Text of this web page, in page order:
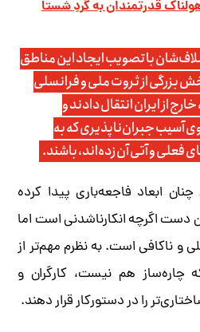
قدرتمندان به گردِ شستا
با تصویب ایجاد این مناطق
بزرگی از ثروت ملی و فرانسلی
از ایران انتقال دادند و
آسیب جبران‌ناپذیری که به
فعلی و آتی آن زده‌اند، باشند.
ابعاد فاجعه‌باری پیدا کرده
اگرچه انکارناشدنی است اما
و ناکافی است. به نظرم مهم‌تر از
چاره‌ساز هم نیست، کارگران و
را در دستورکار قرار دهند.